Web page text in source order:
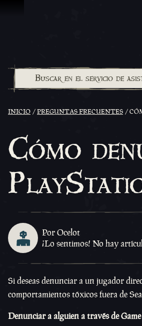
INICIO PREGUNTAS FRECUENTES
Cómo
Por Ocelot
¡Lo sentimos! No hay
Si deseas denunciar a un jugador
comportamientos tóxicos fuera de
Denunciar a alguien a través de Game